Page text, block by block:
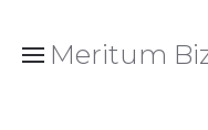
Meritum